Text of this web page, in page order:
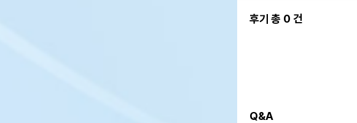
후기 총 0 건
Q&A